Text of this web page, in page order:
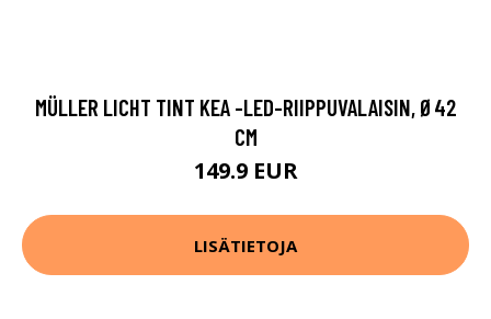
MÜLLER LICHT TINT KEA -LED-RIIPPUVALAISIN, Ø42
CM
149.9 EUR
LISÄTIETOJA